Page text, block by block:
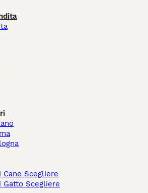
Cane Scegliere
Gatto Scegliere